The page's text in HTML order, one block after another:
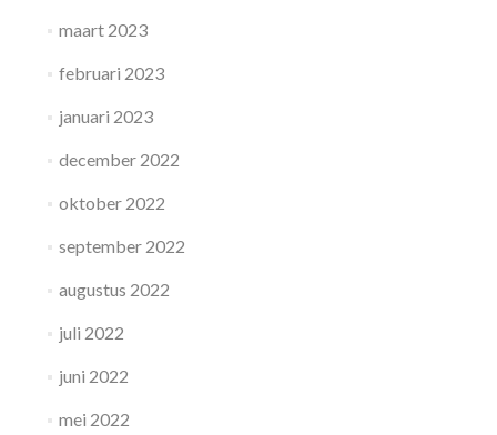
maart 2023
februari 2023
januari 2023
december 2022
oktober 2022
september 2022
augustus 2022
juli 2022
juni 2022
mei 2022